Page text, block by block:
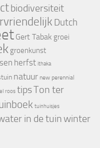
biodiversiteit
Dutch
Gert Tabak groei
groenkunst
herfst ithaka
natuur new perennial
roos tipsTon ter
tuinhuisjes
in de tuinwinter